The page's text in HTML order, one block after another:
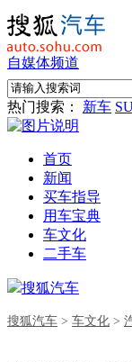
自媒体频道
热门搜索： 新车
首页
新闻
买车指导
用车宝典
车文化
二手车
搜狐汽车
搜狐汽车 > 车文化 >